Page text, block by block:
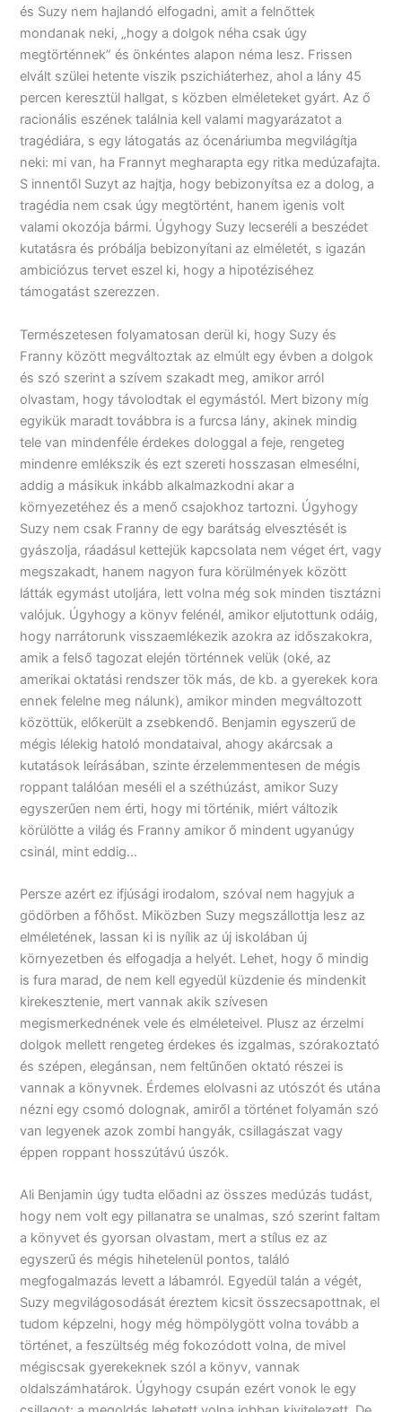
és Suzy nem hajlandó elfogadni, amit a felnőttek
mondanak neki, „hogy a dolgok néha csak úgy
megtörténnek” és önkéntes alapon néma lesz. Frissen
elvált szülei hetente viszik pszichiáterhez, ahol a lány 45
percen keresztül hallgat, s közben elméleteket gyárt. Az ő
racionális eszének találnia kell valami magyarázatot a
tragédiára, s egy látogatás az ócenáriumba megvilágítja
neki: mi van, ha Frannyt megharapta egy ritka medúzafajta.
S innentől Suzyt az hajtja, hogy bebizonyítsa ez a dolog, a
tragédia nem csak úgy megtörtént, hanem igenis volt
valami okozója bármi. Úgyhogy Suzy lecseréli a beszédet
kutatásra és próbálja bebizonyítani az elméletét, s igazán
ambiciózus tervet eszel ki, hogy a hipotéziséhez
támogatást szerezzen.
Természetesen folyamatosan derül ki, hogy Suzy és
Franny között megváltoztak az elmúlt egy évben a dolgok
és szó szerint a szívem szakadt meg, amikor arról
olvastam, hogy távolodtak el egymástól. Mert bizony míg
egyikük maradt továbbra is a furcsa lány, akinek mindig
tele van mindenféle érdekes dologgal a feje, rengeteg
mindenre emlékszik és ezt szereti hosszasan elmesélni,
addig a másikuk inkább alkalmazkodni akar a
környezetéhez és a menő csajokhoz tartozni. Úgyhogy
Suzy nem csak Franny de egy barátság elvesztését is
gyászolja, ráadásul kettejük kapcsolata nem véget ért, vagy
megszakadt, hanem nagyon fura körülmények között
látták egymást utoljára, lett volna még sok minden tisztázni
valójuk. Úgyhogy a könyv felénél, amikor eljutottunk odáig,
hogy narrátorunk visszaemlékezik azokra az időszakokra,
amik a felső tagozat elején történnek velük (oké, az
amerikai oktatási rendszer tök más, de kb. a gyerekek kora
ennek felelne meg nálunk), amikor minden megváltozott
közöttük, előkerült a zsebkendő. Benjamin egyszerű de
mégis lélekig hatoló mondataival, ahogy akárcsak a
kutatások leírásában, szinte érzelemmentesen de mégis
roppant találóan meséli el a széthúzást, amikor Suzy
egyszerűen nem érti, hogy mi történik, miért változik
körülötte a világ és Franny amikor ő mindent ugyanúgy
csinál, mint eddig…
Persze azért ez ifjúsági irodalom, szóval nem hagyjuk a
gödörben a főhőst. Miközben Suzy megszállottja lesz az
elméletének, lassan ki is nyílik az új iskolában új
környezetben és elfogadja a helyét. Lehet, hogy ő mindig
is fura marad, de nem kell egyedül küzdenie és mindenkit
kirekesztenie, mert vannak akik szívesen
megismerkednének vele és elméleteivel. Plusz az érzelmi
dolgok mellett rengeteg érdekes és izgalmas, szórakoztató
és szépen, elegánsan, nem feltűnően oktató részei is
vannak a könyvnek. Érdemes elolvasni az utószót és utána
nézni egy csomó dolognak, amiről a történet folyamán szó
van legyenek azok zombi hangyák, csillagászat vagy
éppen roppant hosszútávú úszók.
Ali Benjamin úgy tudta előadni az összes medúzás tudást,
hogy nem volt egy pillanatra se unalmas, szó szerint faltam
a könyvet és gyorsan olvastam, mert a stílus ez az
egyszerű és mégis hihetelenül pontos, találó
megfogalmazás levett a lábamról. Egyedül talán a végét,
Suzy megvilágosodását éreztem kicsit összecsapottnak, el
tudom képzelni, hogy még hömpölygött volna tovább a
történet, a feszültség még fokozódott volna, de mivel
mégiscsak gyerekeknek szól a könyv, vannak
oldalszámhatárok. Úgyhogy csupán ezért vonok le egy